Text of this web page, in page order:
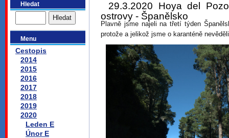
Hledat
Menu
Cestopis
2014
2015
2016
2017
2018
2019
2020
Leden E
Únor E
29.3.2020 Hoya del
ostrovy - Španělsko
Plavně jsme najeli na třetí týden
protože a jelikož jsme o karanténě